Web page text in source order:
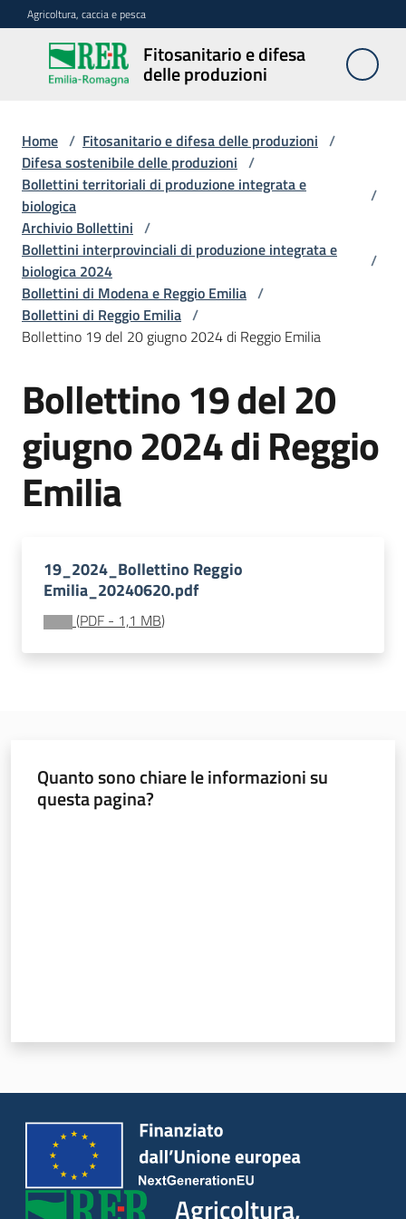
Vai al contenuto
Vai alla navigazione
Vai al footer
Agricoltura, caccia e pesca
Fitosanitario e difesa
delle produzioni
Fitosanitario
e difesa
produzioni
Avversità
delle
piante
Sorveglianza
Difesa
sostenibile
Vivaismo
Export
Newsletter
Agricoltura,
caccia e
pesca
Argomenti
Home / Fitosanitario e difesa delle produzioni /
Difesa sostenibile delle produzioni /
Bollettini territoriali di produzione integrata e
biologica
/
Archivio Bollettini /
Bollettini interprovinciali di produzione integrata e
biologica 2024
/
Bollettini di Modena e Reggio Emilia /
Bollettini di Reggio Emilia /
Bollettino 19 del 20 giugno 2024 di Reggio Emilia
Bollettino 19 del 20
giugno 2024 di Reggio
Emilia
19_2024_Bollettino Reggio
Emilia_20240620.pdf
(PDF - 1,1 MB)
Quanto sono chiare le informazioni su
questa pagina?
Agricoltura,